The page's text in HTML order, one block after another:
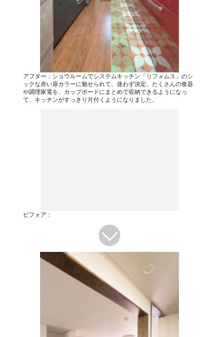
アフター：ショウルームでシステムキッチン「リフォムス」のシ
ックな赤い扉カラーに魅せられて、迷わず決定。たくさんの食器
や調理家電を、カップボードにまとめて収納できるようになっ
て、キッチンがすっきり片付くようになりました。
ビフォア：